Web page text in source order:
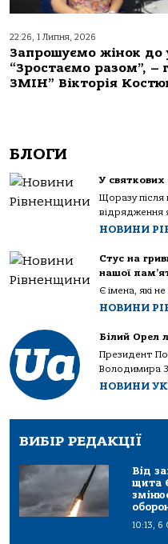
22:26, 1 Липня, 2026
Запрошуємо жінок до
“Зростаємо разом”, –
ЗМІН” Вікторія
БЛОГИ
У святкових
Щоразу після
відрядження
НОВИНИ
Стус на
нашої
Є імена, які
НОВИНИ
Білий Орел
Президент
Володимира
НОВИНИ
ВИБІР РЕДАКЦІЇ
Від
щита
10:13, 6